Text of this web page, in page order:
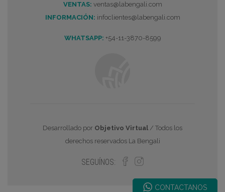
CONTACTANOS
VENTAS: ventas@labengali.com
INFORMACIÓN: infoclientes@labengali.com
WHATSAPP: +54-11-3870-8599
Desarrollado por Objetivo Virtual / Todos los
derechos reservados La Bengali
SEGUÍNOS: